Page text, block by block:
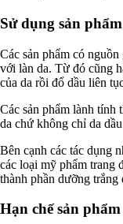
Sử dụng sản
Các sản phẩm có
với làn da. Từ đó cũng
của da rồi đổ dầu liên
Các sản phẩm lành tính
da chứ không chỉ da
Bên cạnh các tác dụng
các loại mỹ phẩm trang
thành phần dưỡng
Hạn chế sản